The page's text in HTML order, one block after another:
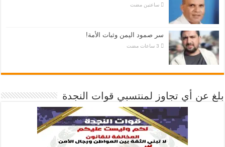
‏ساعتين مضت
سر صمود اليمن وثبات الأمة!
بلغ عن أي تجاوز لمنتسبي قوات النجدة